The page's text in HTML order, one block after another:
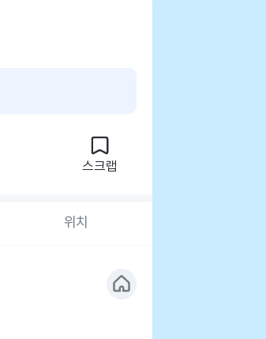
스크랩
위치